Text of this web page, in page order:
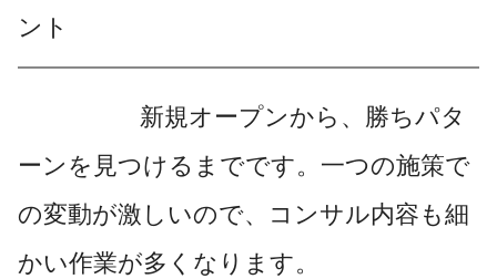
ント
新規オープンから、勝ちパタ
ーンを見つけるまでです。一つの施策で
の変動が激しいので、コンサル内容も細
かい作業が多くなります。